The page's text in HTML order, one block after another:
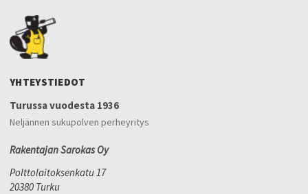
YHTEYSTIEDOT
Turussa vuodesta 1936
Neljännen sukupolven perheyritys
Rakentajan Sarokas Oy
Polttolaitoksenkatu 17
20380 Turku